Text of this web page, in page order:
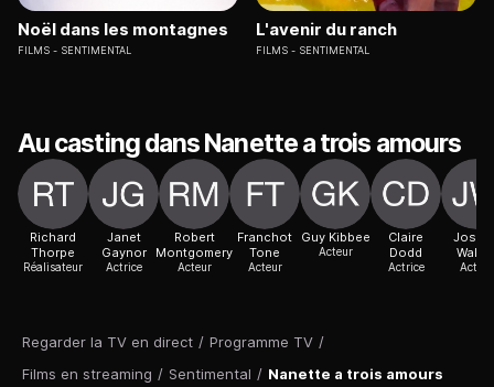
Regarder la TV en direct / Programme TV /
Films en streaming / Sentimental / Nanette a trois amours
Noël dans les montagnes
FILMS SENTIMENTAL
L'avenir du ranch
FILMS SENTIMENTAL
Au casting dans Nanette a trois amours
Richard
Thorpe
Réalisateur
Janet
Gaynor
Actrice
Robert
Montgomery
Acteur
Franchot
Tone
Acteur
Guy Kibbee
Acteur
Claire
Dodd
Actrice Acteur